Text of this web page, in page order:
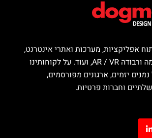
אפליקציות, מערכות ואתרי אינטרנט,
מציאות מדומה ורבודה AR / VR, ועוד. על לקוחותינו
יזמים, ארגונים מפורסמים,
וחברות פרטיות.